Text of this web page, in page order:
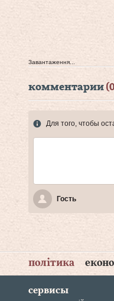
Завантаження...
комментарии
Для того, чтобы
Гость
політика
сервисы